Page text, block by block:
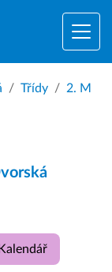
Třídy
2. M
Kalendář